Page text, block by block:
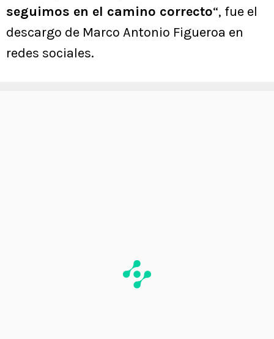
seguimos en el camino correcto“, fue el
descargo de Marco Antonio Figueroa en
redes sociales.